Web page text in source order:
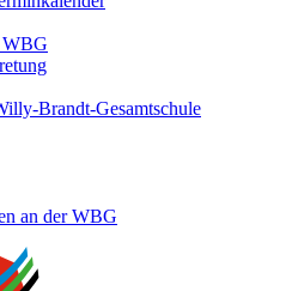
WBG
Brandt-Gesamtschule
an der WBG